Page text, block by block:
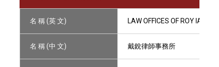
名 稱 (英 文) LAW OFFICES OF ROY IAN
名 稱 (中 文) 戴銳律師事務所